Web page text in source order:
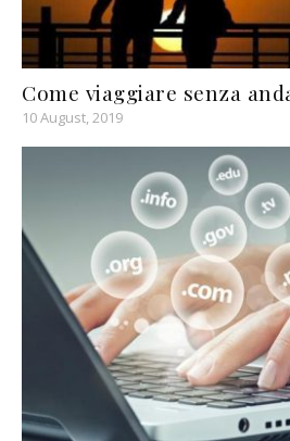
Come viaggiare senza
10 August, 2019